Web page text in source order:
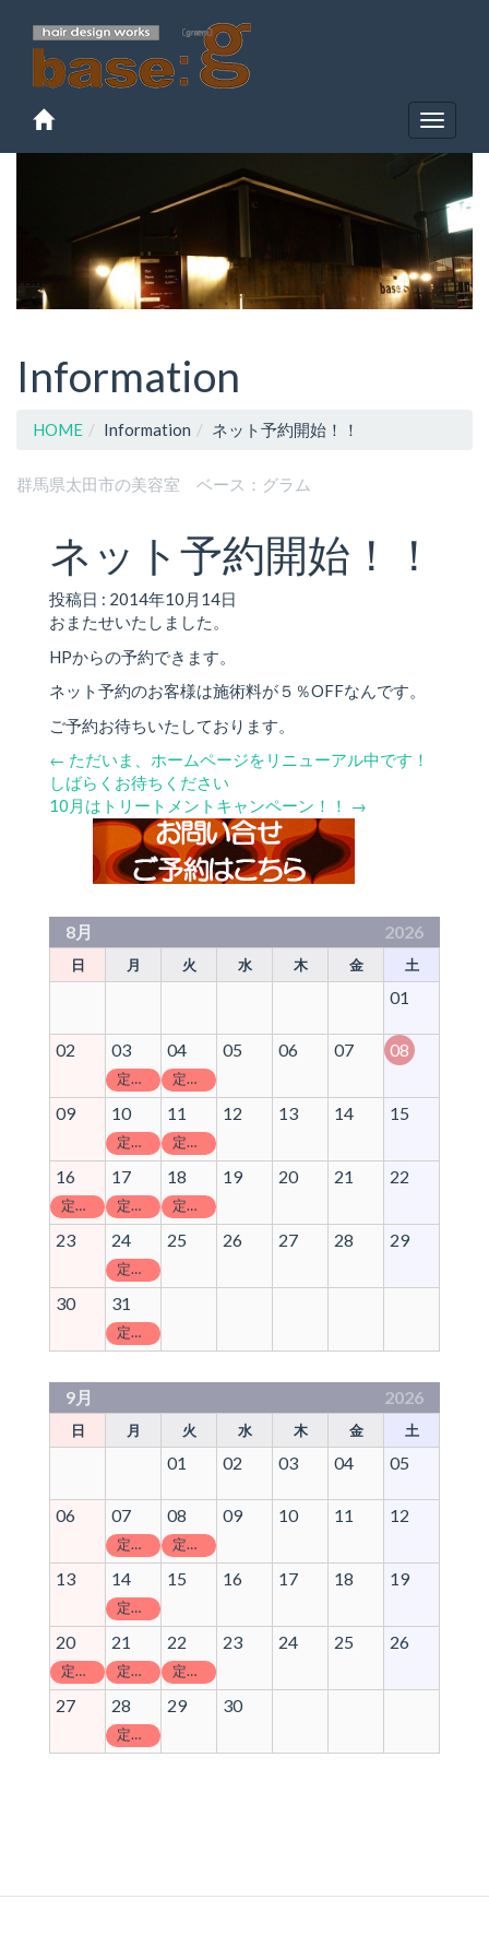
Toggle
Information
HOME Information ネット予約開始！！
群馬県太田市の美容室 ベース：グラム
ネット予約開始！！
投稿日 : 2014年10月14日
おまたせいたしました。
HPからの予約できます。
ネット予約のお客様は施術料が５％OFFなんです。
ご予約お待ちいたしております。
← ただいま、ホームページをリニューアル中です！
しばらくお待ちください
10月はトリートメントキャンペーン！！
→
8月 2026
日 月 火 水 木 金 土
01
02 03
定休日
04
定休日
05 06 07 08
09 10
定休日
11
定休日
12 13 14 15
16
定休日
17
定休日
18
定休日
19 20 21 22
23 24
定休日
25 26 27 28 29
30 31
定休日
9月 2026
日 月 火 水 木 金 土
01 02 03 04 05
06 07
定休日
08
定休日
09 10 11 12
13 14
定休日
15 16 17 18 19
20
定休日
21
定休日
22
定休日
23 24 25 26
27 28
定休日
29 30